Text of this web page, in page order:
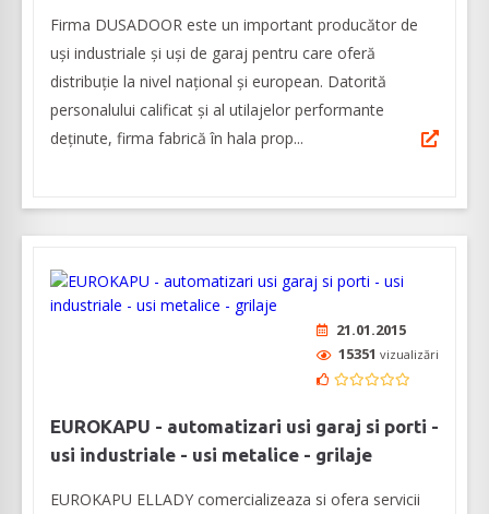
Firma DUSADOOR este un important producător de
uși industriale și uși de garaj pentru care oferă
distribuție la nivel național și european. Datorită
personalului calificat și al utilajelor performante
deținute, firma fabrică în hala prop...
21.01.2015
15351 vizualizări
EUROKAPU - automatizari usi garaj si porti -
usi industriale - usi metalice - grilaje
EUROKAPU ELLADY comercializeaza si ofera servicii